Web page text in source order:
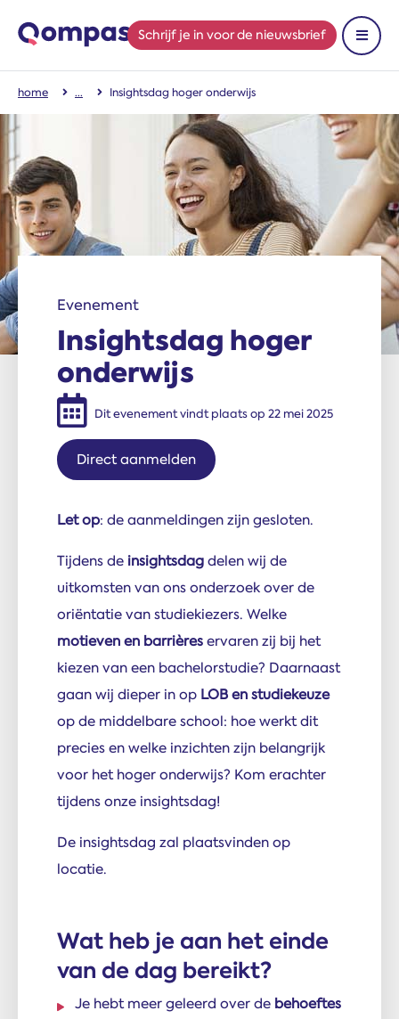
Schrijf je in voor de nieuwsbrief
Toon
home Insightsdag hoger onderwijs
Evenement
Insightsdag hoger
onderwijs
Dit evenement vindt plaats op 22 mei 2025
Direct aanmelden
Let op: de aanmeldingen zijn gesloten.
Tijdens de insightsdagdelen wij de
uitkomsten van ons onderzoek over de
oriëntatie van studiekiezers. Welke
motieven en barrièreservaren zij bij het
kiezen van een bachelorstudie? Daarnaast
gaan wij dieper in op LOB en studiekeuze
op de middelbare school: hoe werkt dit
precies en welke inzichten zijn belangrijk
voor het hoger onderwijs? Kom erachter
tijdens onze insightsdag!
De insightsdag zal plaatsvinden op
locatie.
Wat heb je aan het einde
van de dag bereikt?
Je hebt meer geleerd over de behoeftes